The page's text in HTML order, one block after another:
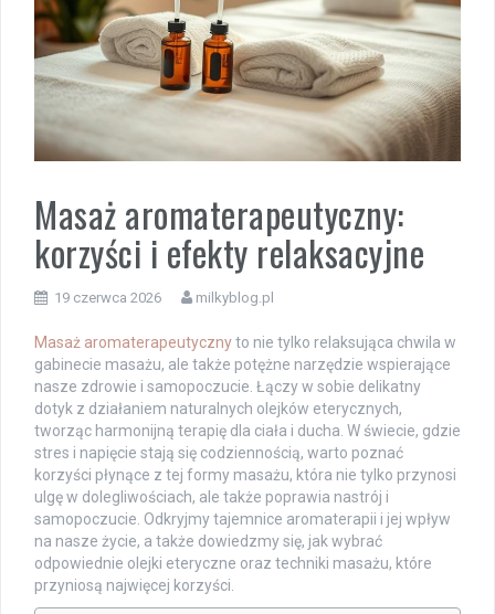
Masaż aromaterapeutyczny:
korzyści i efekty relaksacyjne
19 czerwca 2026 milkyblog.pl
Masaż aromaterapeutycznyto nie tylko relaksująca chwila w
gabinecie masażu, ale także potężne narzędzie wspierające
nasze zdrowie i samopoczucie. Łączy w sobie delikatny
dotyk z działaniem naturalnych olejków eterycznych,
tworząc harmonijną terapię dla ciała i ducha. W świecie, gdzie
stres i napięcie stają się codziennością, warto poznać
korzyści płynące z tej formy masażu, która nie tylko przynosi
ulgę w dolegliwościach, ale także poprawia nastrój i
samopoczucie. Odkryjmy tajemnice aromaterapii i jej wpływ
na nasze życie, a także dowiedzmy się, jak wybrać
odpowiednie olejki eteryczne oraz techniki masażu, które
przyniosą najwięcej korzyści.